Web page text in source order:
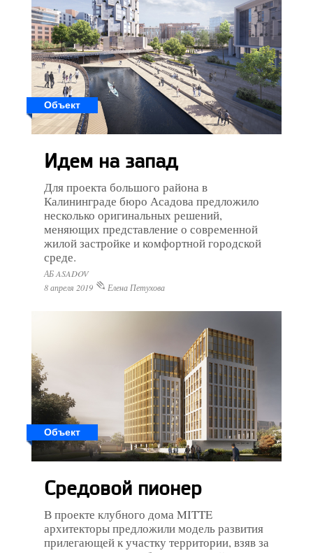
Объект
Идем на запад
Для проекта большого района в
Калининграде бюро Асадова предложило
несколько оригинальных решений,
меняющих представление о современной
жилой застройке и комфортной городской
среде.
АБ ASADOV
8 апреля 2019
Елена Петухова
Объект
Средовой пионер
В проекте клубного дома MITTE
архитекторы предложили модель развития
прилегающей к участку территории, взяв за